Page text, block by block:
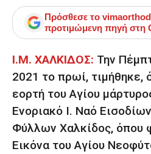
Πρόσθεσε το
προτιμώμενη πηγή στη
Ι.Μ. ΧΑΛΚΙΔΟΣ: Την
2021 το πρωί, τιμήθηκε,
εορτή του Αγίου
Ενοριακό Ι. Ναό
Φύλλων Χαλκίδος, όπου
Εικόνα του Αγίου